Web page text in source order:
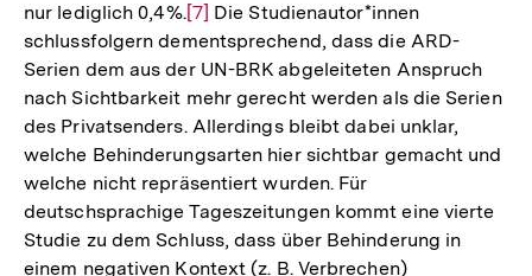
nur lediglich 0,4%.Zur
Auflösung
der
Fußnote
[7] Die Studienautor*innen
schlussfolgern dementsprechend, dass die ARD-
Serien dem aus der UN-BRK abgeleiteten Anspruch
nach Sichtbarkeit mehr gerecht werden als die Serien
des Privatsenders. Allerdings bleibt dabei unklar,
welche Behinderungsarten hier sichtbar gemacht und
welche nicht repräsentiert wurden. Für
deutschsprachige Tageszeitungen kommt eine vierte
Studie zu dem Schluss, dass über Behinderung in
einem negativen Kontext (z. B. Verbrechen)